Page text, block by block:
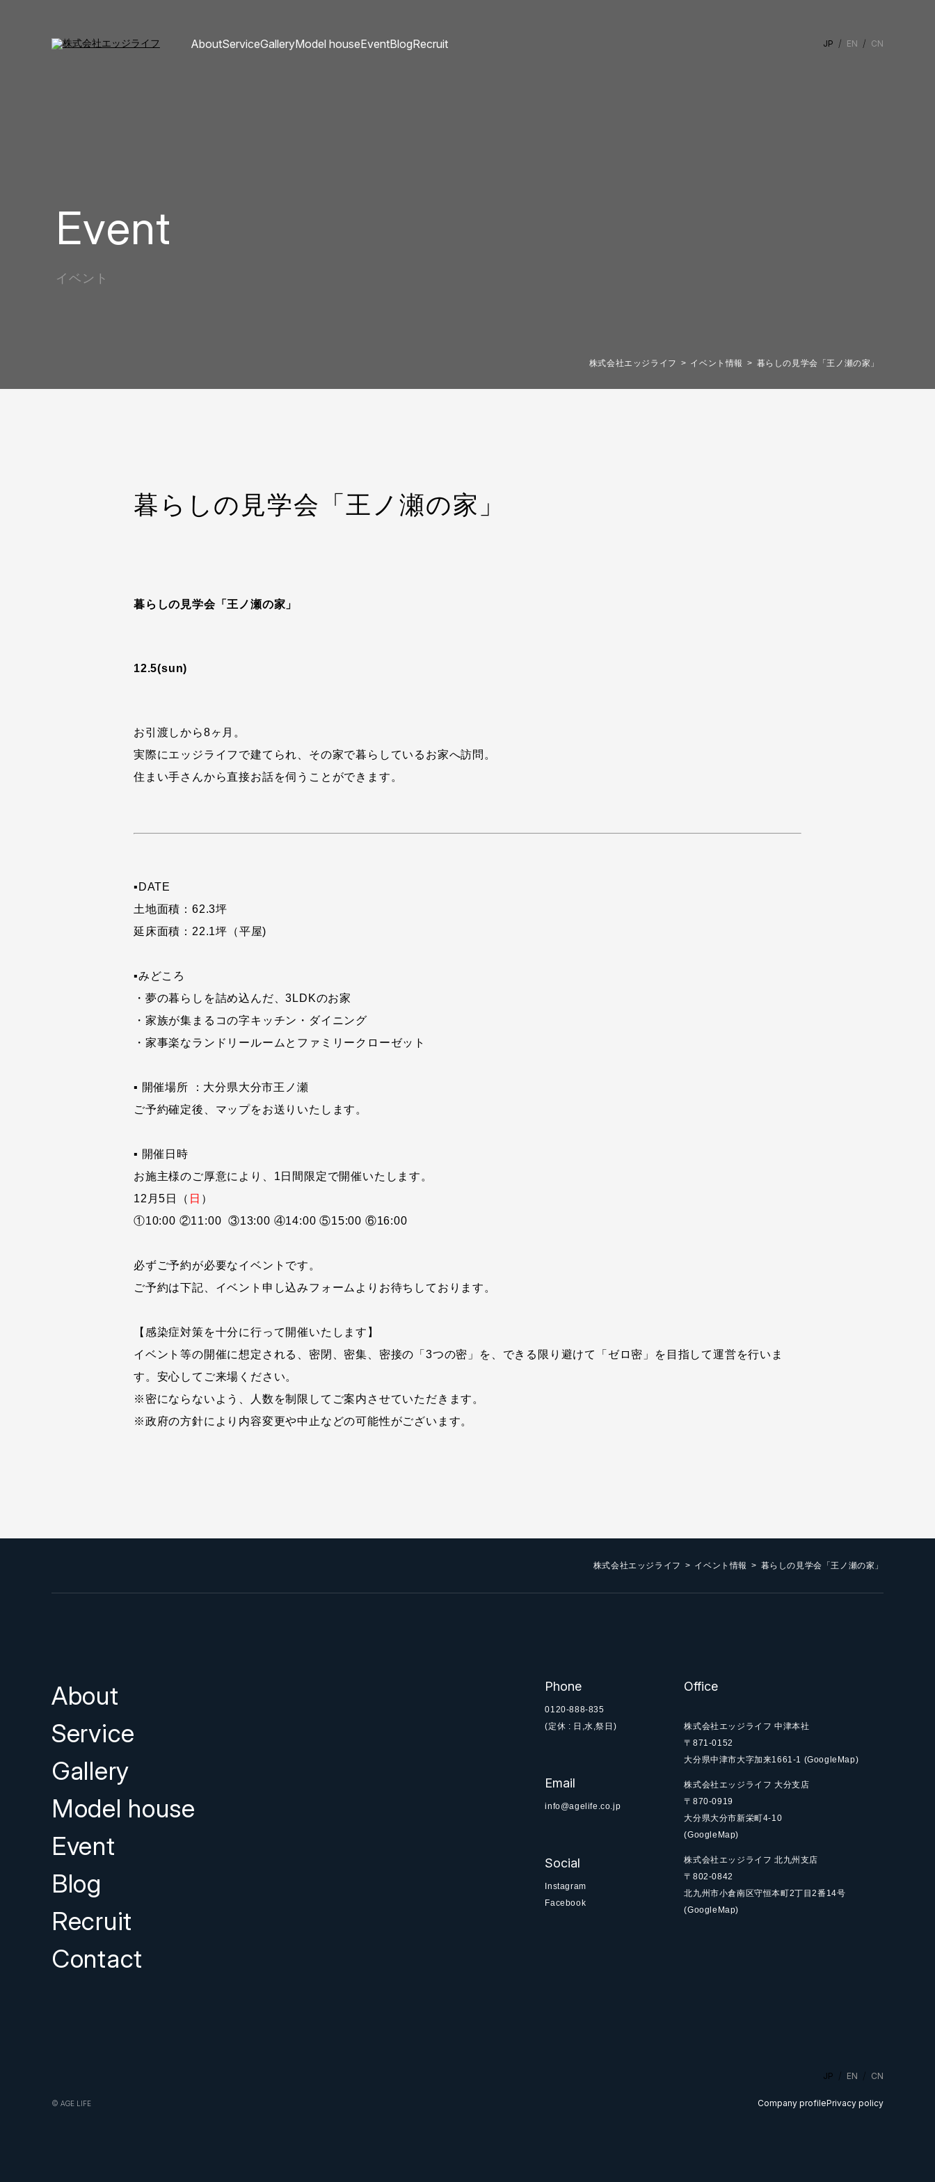
AboutServiceGalleryModel houseEventBlogRecruit JP EN CN
Event
イベント
株式会社エッジライフ イベント情報 暮らしの見学会「王ノ瀬の家」
暮らしの見学会「王ノ瀬の家」
暮らしの見学会「王ノ瀬の家 」
12.5(sun)
お引渡しから8ヶ月。
実際にエッジライフで建てられ、その家で暮らしているお家へ訪問。
住まい手さんから直接お話を伺うことができます。
▪DATE
土地面積：62.3坪
延床面積：22.1坪（平屋)
▪みどころ
・夢の暮らしを詰め込んだ、3LDKのお家
・家族が集まるコの字キッチン・ダイニング
・家事楽なランドリールームとファミリークローゼット
▪ 開催場所 ：大分県大分市王ノ瀬
ご予約確定後、マップをお送りいたします。
▪ 開催日時
お施主様のご厚意により、1日間限定で開催いたします。
12月5日（ 日 ）
①10:00 ②11:00 ③13:00 ④14:00 ⑤15:00 ⑥16:00
必ずご予約が必要なイベントです。
ご予約は下記、イベント申し込みフォームよりお待ちしております。
【感染症対策を十分に行って開催いたします】
イベント等の開催に想定される、密閉、密集、密接の「3つの密」を、できる限り避けて「ゼロ密」を目指して運営を行いま
す。安心してご来場ください。
※密にならないよう、人数を制限してご案内させていただきます。
※政府の方針により内容変更や中止などの可能性がございます。
株式会社エッジライフ イベント情報 暮らしの見学会「王ノ瀬の家」
About
Service
Gallery
Model house
Event
Blog
Recruit
Contact
Phone
0120-888-835
(定休 : 日,水,祭日)
Email
info@agelife.co.jp
Social
Instagram
Facebook
Office
株式会社エッジライフ 中津本社
〒871-0152
大分県中津市大字加来1661-1 (GoogleMap)
株式会社エッジライフ 大分支店
〒870-0919
大分県大分市新栄町4-10
(GoogleMap)
株式会社エッジライフ 北九州支店
〒802-0842
北九州市小倉南区守恒本町2丁目2番14号
(GoogleMap)
JP EN CN
Company profilePrivacy policy
© AGE LIFE